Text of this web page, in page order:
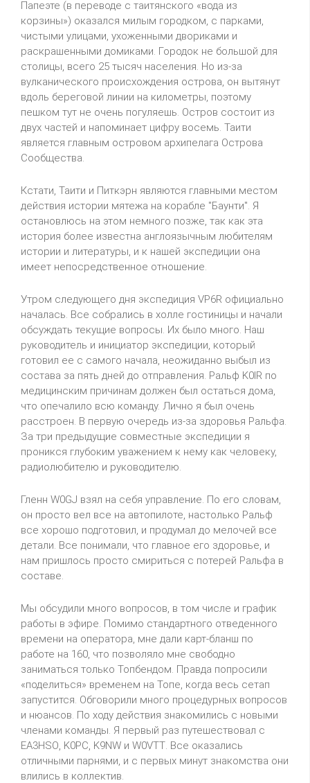
Папеэте (в переводе с таитянского «вода из
корзины») оказался милым городком, с парками,
чистыми улицами, ухоженными двориками и
раскрашенными домиками. Городок не большой для
столицы, всего 25 тысяч населения. Но из-за
вулканического происхождения острова, он вытянут
вдоль береговой линии на километры, поэтому
пешком тут не очень погуляешь. Остров состоит из
двух частей и напоминает цифру восемь. Таити
является главным островом архипелага Острова
Сообщества.
Кстати, Таити и Питкэрн являются главными местом
действия истории мятежа на корабле "Баунти". Я
остановлюсь на этом немного позже, так как эта
история более известна англоязычным любителям
истории и литературы, и к нашей экспедиции она
имеет непосредственное отношение.
Утром следующего дня экспедиция VP6R официально
началась. Все собрались в холле гостиницы и начали
обсуждать текущие вопросы. Их было много. Наш
руководитель и инициатор экспедиции, который
готовил ее с самого начала, неожиданно выбыл из
состава за пять дней до отправления. Ральф K0IR по
медицинским причинам должен был остаться дома,
что опечалило всю команду. Лично я был очень
расстроен. В первую очередь из-за здоровья Ральфа.
За три предыдущие совместные экспедиции я
проникся глубоким уважением к нему как человеку,
радиолюбителю и руководителю.
Гленн W0GJ взял на себя управление. По его словам,
он просто вел все на автопилоте, настолько Ральф
все хорошо подготовил, и продумал до мелочей все
детали. Все понимали, что главное его здоровье, и
нам пришлось просто смириться с потерей Ральфа в
составе.
Мы обсудили много вопросов, в том числе и график
работы в эфире. Помимо стандартного отведенного
времени на оператора, мне дали карт-бланш по
работе на 160, что позволяло мне свободно
заниматься только Топбендом. Правда попросили
«поделиться» временем на Топе, когда весь сетап
запустится. Обговорили много процедурных вопросов
и нюансов. По ходу действия знакомились с новыми
членами команды. Я первый раз путешествовал с
EA3HSO K0PC K9NW и W0VTT . Все оказались
отличными парнями, и с первых минут знакомства они
влились в коллектив.